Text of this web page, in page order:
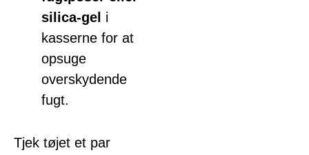
silica-gel i
kasserne for at
opsuge
overskydende
fugt.
Tjek tøjet et par